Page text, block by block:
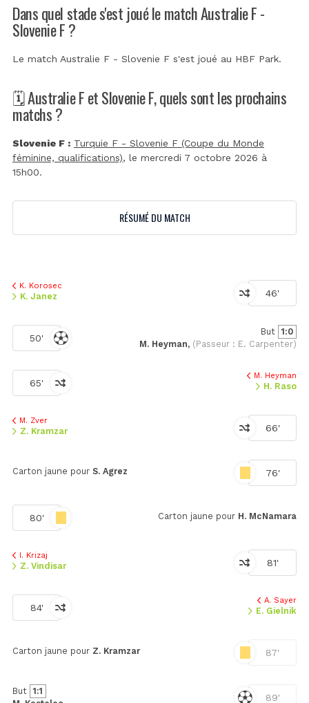
Dans quel stade s'est joué le match Australie F -
Slovenie F ?
Le match Australie F - Slovenie F s'est joué au HBF Park.
🗓️ Australie F et Slovenie F, quels sont les prochains
matchs ?
Slovenie F : Turquie F - Slovenie F (Coupe du Monde
féminine, qualifications), le mercredi 7 octobre 2026 à
15h00.
RÉSUMÉ DU MATCH
46'
K. Korosec
K. Janez
50'
But 1:0
M. Heyman, (Passeur : E. Carpenter)
65'
M. Heyman
H. Raso
66'
M. Zver
Z. Kramzar
76'
Carton jaune pour S. Agrez
80' Carton jaune pour H. McNamara
81'
I. Krizaj
Z. Vindisar
84'
A. Sayer
E. Gielnik
87'
Carton jaune pour Z. Kramzar
89'
But 1:1